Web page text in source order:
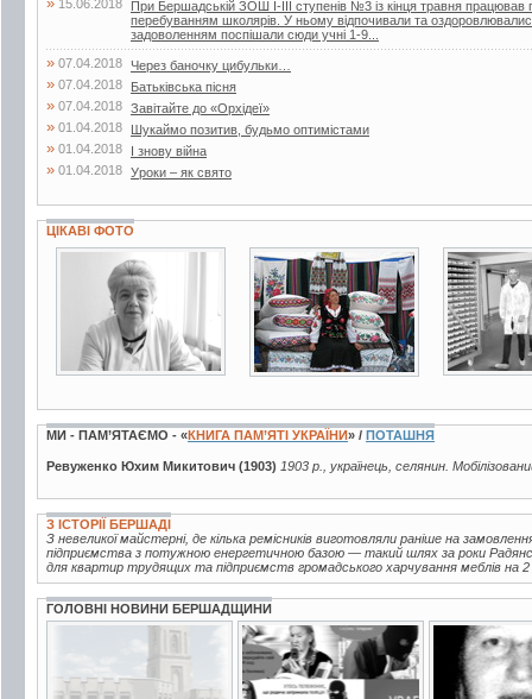
15.06.2018
При Бершадській ЗОШ І-ІІІ ступенів №3 із кінця травня
перебуванням школярів. У ньому відпочивали та
задоволенням поспішали сюди учні 1-9...
» 07.04.2018 Через баночку цибульки…
» 07.04.2018 Батьківська пісня
» 07.04.2018 Завітайте до «Орхідеї»
» 01.04.2018 Шукаймо позитив, будьмо оптимістами
» 01.04.2018 І знову війна
» 01.04.2018 Уроки – як свято
ЦІКАВІ ФОТО
2 фото 14 фото 7 фото
МИ - ПАМ’ЯТАЄМО - «КНИГА ПАМ’ЯТІ УКРАЇНИ» / ПОТАШНЯ
Ревуженко Юхим Микитович (1903) 1903 р., українець, селянин.
З ІСТОРІЇ БЕРШАДІ
З невеликої майстерні, де кілька ремісників виготовляли раніше на
підприємства з потужною енергетичною базою — такий шлях за роки
для квартир трудящих та підприємств громадського харчування меблів на
ГОЛОВНІ НОВИНИ БЕРШАДЩИНИ